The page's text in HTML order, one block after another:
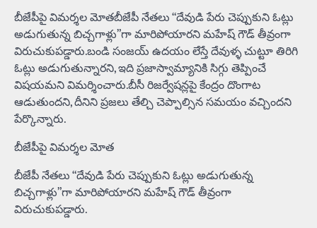
బీజేపీపై విమర్శల మోతబీజేపీ నేతలు “దేవుడి పేరు చెప్పుకుని ఓట్లు
అడుగుతున్న బిచ్చగాళ్లు”గా మారిపోయారని మహేష్ గౌడ్ తీవ్రంగా
విరుచుకుపడ్డారు.బండి సంజయ్ ఉదయం లేస్తే దేవుళ్ళ చుట్టూ తిరిగి
ఓట్లు అడుగుతున్నారని, ఇది ప్రజాస్వామ్యానికి సిగ్గు తెప్పించే
విషయమని విమర్శించారు.బీసీ రిజర్వేషన్లపై కేంద్రం దొంగాట
ఆడుతుందని, దీనిని ప్రజలు తేల్చి చెప్పాల్సిన సమయం వచ్చిందని
పేర్కొన్నారు.
బీజేపీపై విమర్శల మోత
బీజేపీ నేతలు “దేవుడి పేరు చెప్పుకుని ఓట్లు అడుగుతున్న
బిచ్చగాళ్లు”గా మారిపోయారని మహేష్ గౌడ్ తీవ్రంగా
విరుచుకుపడ్డారు.